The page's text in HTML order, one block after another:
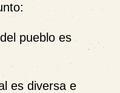
pueblo es
es diversa e